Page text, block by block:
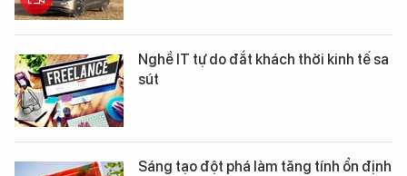
Nghề IT tự do đắt khách thời kinh tế sa
sút
Sáng tạo đột phá làm tăng tính ổn định